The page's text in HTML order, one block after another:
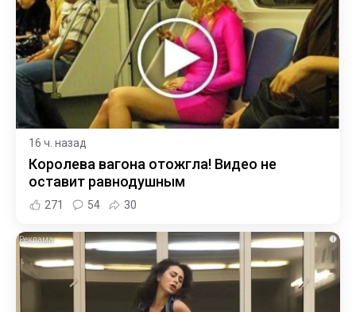
16 ч. назад
Королева вагона отожгла! Видео не
оставит равнодушным
271 54 30
i